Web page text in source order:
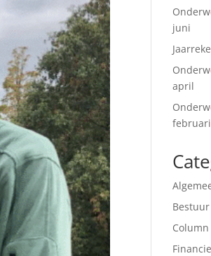
juni
april
Bestuur
Column